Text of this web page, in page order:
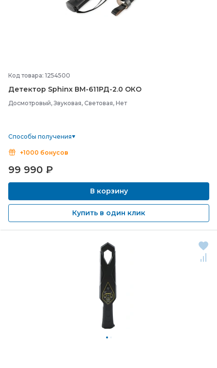
Код товара: 1254500
Детектор Sphinx ВМ-611РД-2.0 ОКО
Досмотровый, Звуковая, Световая, Нет
Способы получения
+1000 бонусов
99 990 ₽
В корзину
Купить в один клик